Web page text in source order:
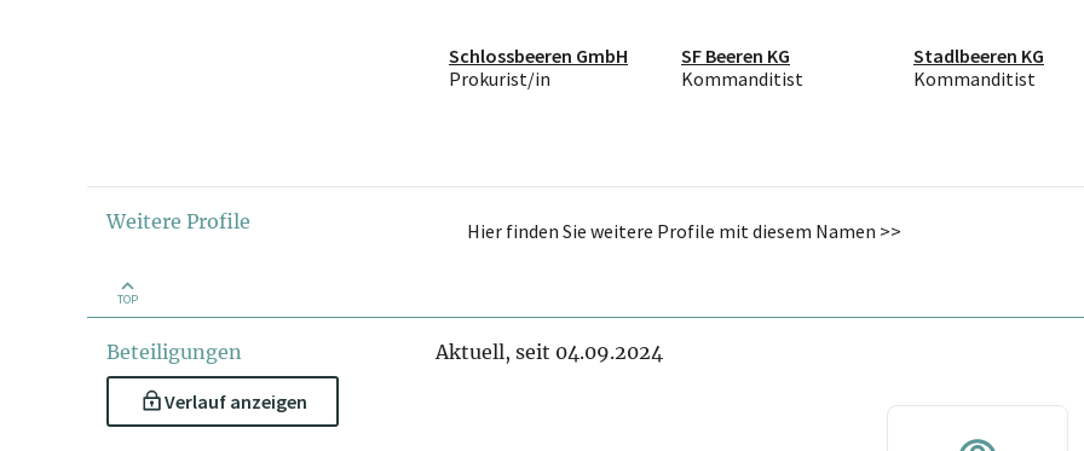
Schlossbeeren GmbH
Prokurist/in
SF Beeren KG
Kommanditist
Stadlbeeren KG
Kommanditist
Weitere Profile Hier finden Sie weitere Profile mit diesem Namen >>
TOP
Beteiligungen
Verlauf anzeigen
Aktuell, seit 04.09.2024